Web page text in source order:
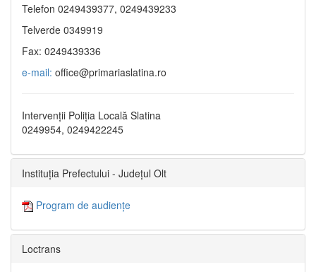
Telefon 0249439377, 0249439233
Telverde 0349919
Fax: 0249439336
e-mail: office@primariaslatina.ro
Intervenții Poliția Locală Slatina
0249954, 0249422245
Instituția Prefectului - Județul Olt
Program de audiențe
Loctrans